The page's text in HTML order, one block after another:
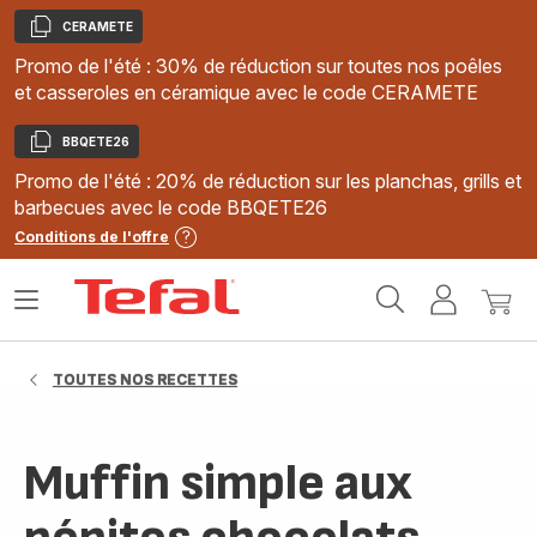
Copier
CERAMETE
Promo de l'été : 30% de réduction sur toutes nos poêles
et casseroles en céramique avec le code CERAMETE
Copier
BBQETE26
Promo de l'été : 20% de réduction sur les planchas, grills et
barbecues avec le code BBQETE26
Conditions de l'offre
MonMon
Ouvrir
TOUTES NOS RECETTES
Muffin simple aux